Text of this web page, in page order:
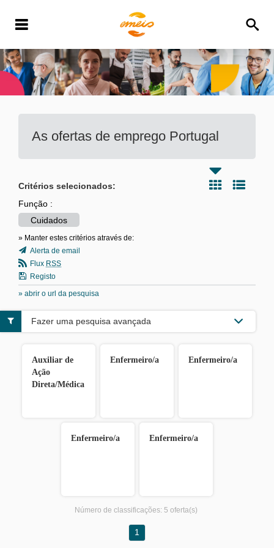
As ofertas de emprego Portugal
Critérios selecionados:
Função :
Cuidados
» Manter estes critérios através de:
Alerta de email
Flux RSS
Registo
» abrir o url da pesquisa
Auxiliar de
Ação
Direta/Médica
Enfermeiro/a Enfermeiro/a
Enfermeiro/a Enfermeiro/a
Fazer uma pesquisa avançada
Número de classificações: 5 oferta(s)
1